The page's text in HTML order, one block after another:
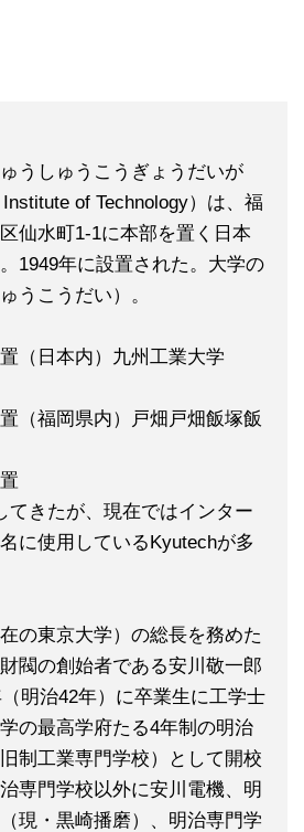
うしゅうこうぎょうだいが
of Technology）は、福
仙水町1-1に本部を置く日本
1949年に設置された。大学の
うこうだい）。
（日本内）九州工業大学
（福岡県内）戸畑戸畑飯塚飯
てきたが、現在ではインター
に使用しているKyutechが多
の東京大学）の総長を務めた
閥の創始者である安川敬一郎
明治42年）に卒業生に工学士
の最高学府たる4年制の明治
制工業専門学校）として開校
専門学校以外に安川電機、明
現・黒崎播磨）、明治専門学